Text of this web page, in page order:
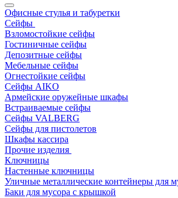
Офисные стулья и табуретки
Сейфы
Взломостойкие сейфы
Гостиничные сейфы
Депозитные сейфы
Мебельные сейфы
Огнестойкие сейфы
Сейфы AIKO
Армейские оружейные шкафы
Встраиваемые сейфы
Сейфы VALBERG
Сейфы для пистолетов
Шкафы кассира
Прочие изделия
Ключницы
Настенные ключницы
Уличные металлические контейнеры для
Баки для мусора с крышкой